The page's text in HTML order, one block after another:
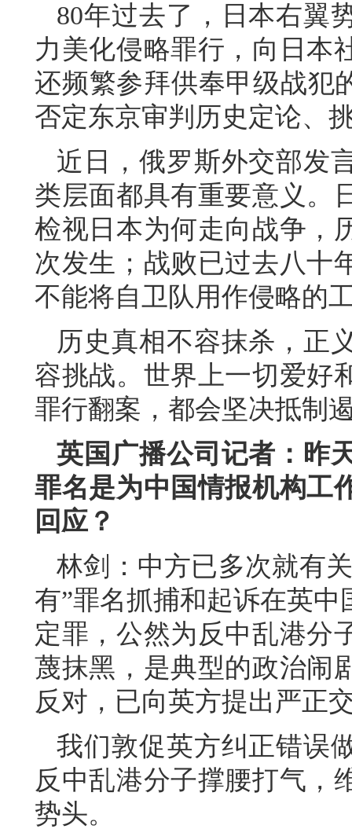
80年过去了，日本右翼
力美化侵略罪行，向日本
还频繁参拜供奉甲级战犯
否定东京审判历史定论、
近日，俄罗斯外交部发
类层面都具有重要意义。
检视日本为何走向战争，
次发生；战败已过去八十
不能将自卫队用作侵略的
历史真相不容抹杀，正
容挑战。世界上一切爱好
罪行翻案，都会坚决抵制
英国广播公司记者：昨
罪名是为中国情报机构工
回应？
林剑：中方已多次就有
有”罪名抓捕和起诉在英
定罪，公然为反中乱港分
蔑抹黑，是典型的政治闹
反对，已向英方提出严正
我们敦促英方纠正错误
反中乱港分子撑腰打气，
势头。